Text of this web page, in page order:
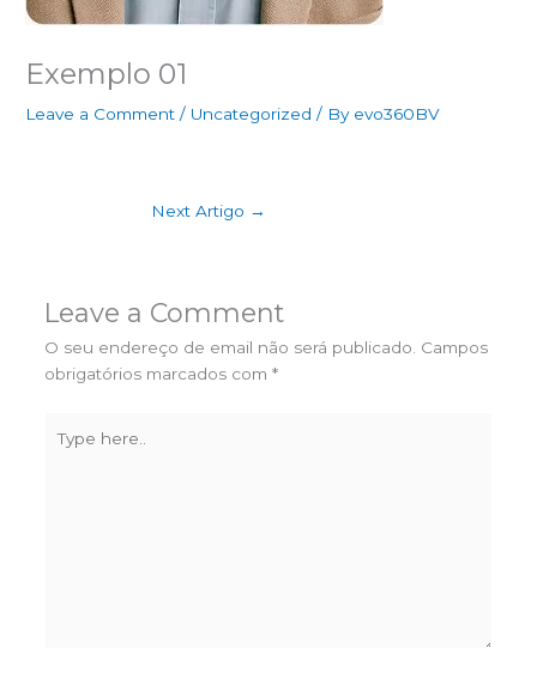
Exemplo 01
Leave a Comment / Uncategorized / By evo360BV
Next Artigo →
Leave a Comment
O seu endereço de email não será publicado. Campos
obrigatórios marcados com *
here..